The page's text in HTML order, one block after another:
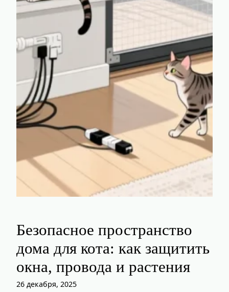
Безопасное пространство
дома для кота: как защитить
окна, провода и растения
26 декабря, 2025